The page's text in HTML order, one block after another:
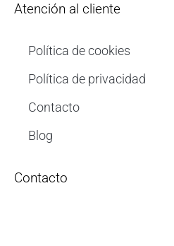
Atención al cliente
Política de cookies
Política de privacidad
Contacto
Blog
Contacto